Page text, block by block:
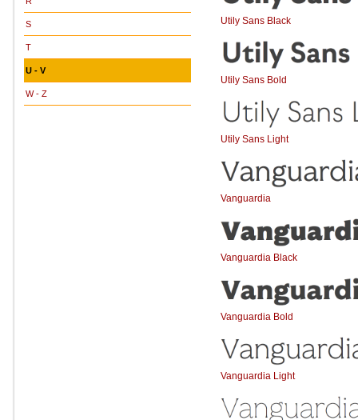
S
T
U - V
W - Z
Utily Sans Black
Utily Sans Bold
Utily Sans Light
Vanguardia
Vanguardia Black
Vanguardia Bold
Vanguardia Light